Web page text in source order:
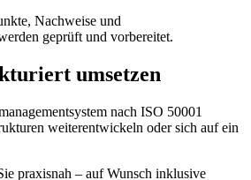
Nachweise und
geprüft und vorbereitet.
umsetzen
nach ISO 50001
weiterentwickeln oder sich auf ein
praxisnah – auf Wunsch inklusive